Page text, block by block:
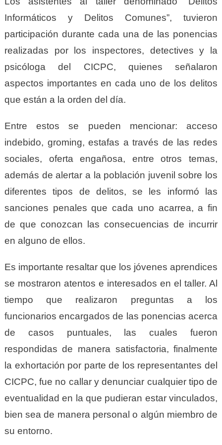
Informáticos y Delitos Comunes”, tuvieron
participación durante cada una de las ponencias
realizadas por los inspectores, detectives y la
psicóloga del CICPC, quienes señalaron
aspectos importantes en cada uno de los delitos
que están a la orden del día.
Entre estos se pueden mencionar: acceso
indebido, groming, estafas a través de las redes
sociales, oferta engañosa, entre otros temas,
además de alertar a la población juvenil sobre los
diferentes tipos de delitos, se les informó las
sanciones penales que cada uno acarrea, a fin
de que conozcan las consecuencias de incurrir
en alguno de ellos.
Es importante resaltar que los jóvenes aprendices
se mostraron atentos e interesados en el taller. Al
tiempo que realizaron preguntas a los
funcionarios encargados de las ponencias acerca
de casos puntuales, las cuales fueron
respondidas de manera satisfactoria, finalmente
la exhortación por parte de los representantes del
CICPC, fue no callar y denunciar cualquier tipo de
eventualidad en la que pudieran estar vinculados,
bien sea de manera personal o algún miembro de
su entorno.